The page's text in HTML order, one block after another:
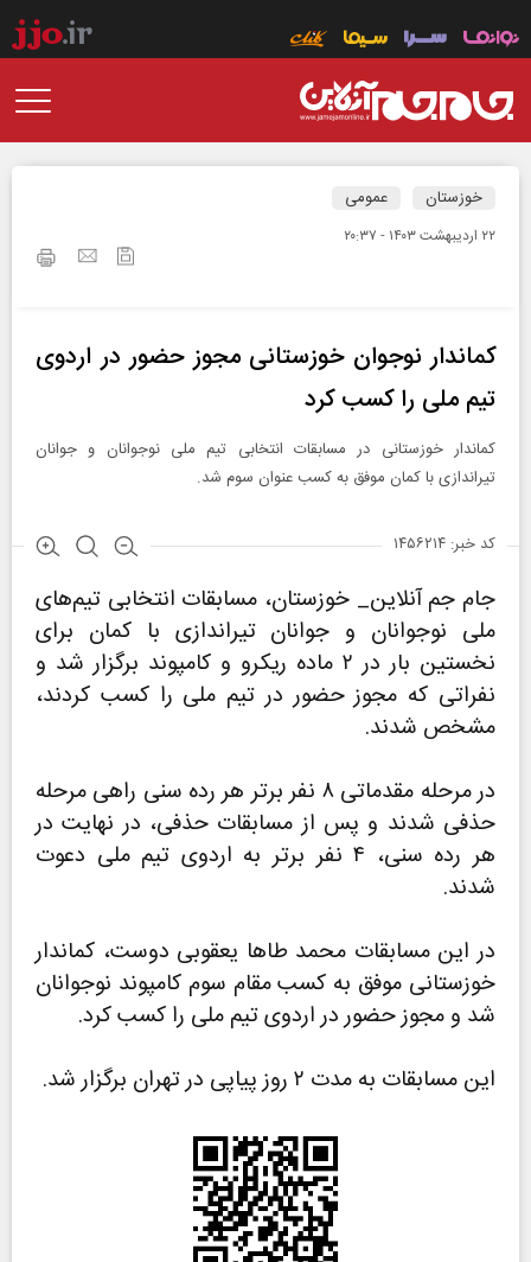
خوزستان عمومی
۲۲ ارديبهشت ۱۴۰۳ - ۲۰:۳۷
کماندار نوجوان خوزستانی مجوز حضور در اردوی
تیم ملی را کسب کرد
کماندار خوزستانی در مسابقات انتخابی تیم ملی نوجوانان و جوانان
تیراندازی با کمان موفق به کسب عنوان سوم شد.
کد خبر: ۱۴۵۶۲۱۴
جام جم آنلاین_ خوزستان، مسابقات انتخابی تیم‌های
ملی نوجوانان و جوانان تیراندازی با کمان برای
نخستین بار در ۲ ماده ریکرو و کامپوند برگزار شد و
نفراتی که مجوز حضور در تیم ملی را کسب کردند،
مشخص شدند.
در مرحله مقدماتی ۸ نفر برتر هر رده سنی راهی مرحله
حذفی شدند و پس از مسابقات حذفی، در نهایت در
هر رده سنی، ۴ نفر برتر به اردوی تیم ملی دعوت
شدند.
در این مسابقات محمد طاها یعقوبی دوست، کماندار
خوزستانی موفق به کسب مقام سوم کامپوند نوجوانان
شد و مجوز حضور در اردوی تیم ملی را کسب کرد.
این مسابقات به مدت ۲ روز پیاپی در تهران برگزار شد.